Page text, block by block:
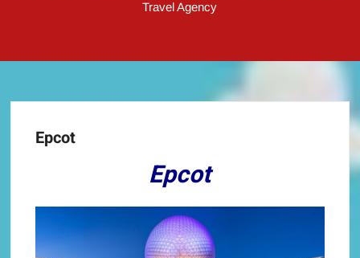
Travel Agency
Epcot
Epcot